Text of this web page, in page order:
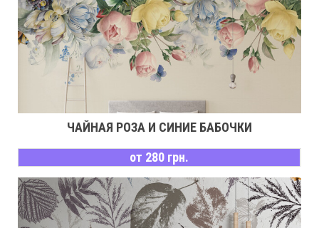
ЧАЙНАЯ РОЗА И СИНИЕ БАБОЧКИ
от 280 грн.